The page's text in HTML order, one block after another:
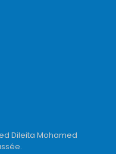
Dileita Mohamed